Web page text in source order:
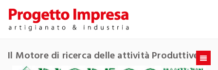
Il Motore di ricerca delle attività Produttive